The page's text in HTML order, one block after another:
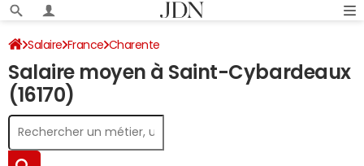
Salaire France Charente
Salaire moyen à Saint-Cybardeaux
(16170)